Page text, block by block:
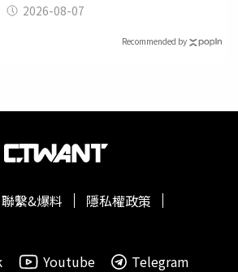
2026-08-07
Recommended by
聯繫&爆料
隱私權政策
Youtube Telegram